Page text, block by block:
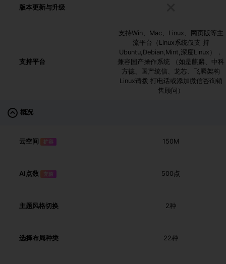
版本更新与升级
支持平台
支持Win、Mac、Linux、网页版等主
流平台（Linux系统仅支 持
Ubuntu,Debian,Mint,深度Linux），
兼容国产操作系统 （如是麒麟、中科
方德、国产统信、龙芯、飞腾架构
Linux请拨 打电话或添加微信咨询销
售顾问）
概况
云空间 扩容 150M
AI点数 充值 500点
主题风格切换 2种
选择布局种类 22种